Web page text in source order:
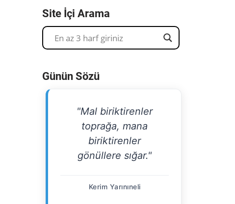
Site İçi Arama
Günün Sözü
"Mal biriktirenler
toprağa, mana
biriktirenler
gönüllere sığar."
Kerim Yarınıneli